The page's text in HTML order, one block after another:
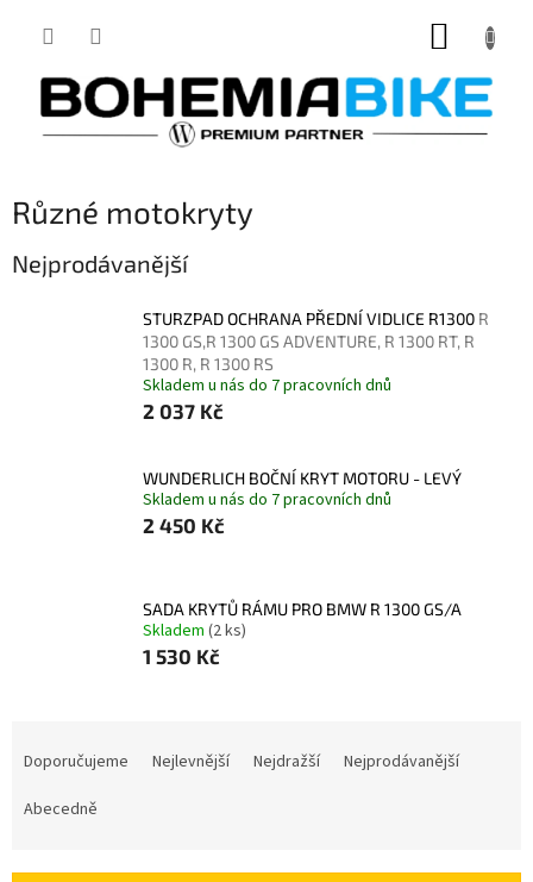
Různé motokryty
Nejprodávanější
STURZPAD OCHRANA PŘEDNÍ VIDLICE R1300 R
1300 GS,R 1300 GS ADVENTURE, R 1300 RT, R
1300 R, R 1300 RS
Skladem u nás do 7 pracovních dnů
2 037 Kč
WUNDERLICH BOČNÍ KRYT MOTORU - LEVÝ
Skladem u nás do 7 pracovních dnů
2 450 Kč
SADA KRYTŮ RÁMU PRO BMW R 1300 GS/A
Skladem (2 ks)
1 530 Kč
Doporučujeme Nejlevnější Nejdražší
Nejprodávanější
Abecedně